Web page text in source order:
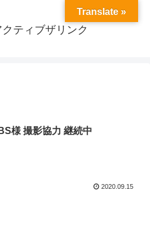
ティブザリンク
様 撮影協力 継続中
2020.09.15
Translate »